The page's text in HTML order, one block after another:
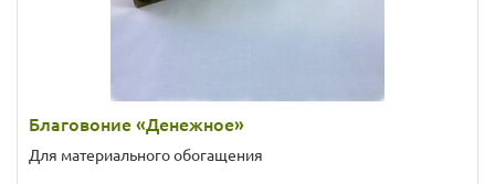
Благовоние «Денежное»
Для материального обогащения